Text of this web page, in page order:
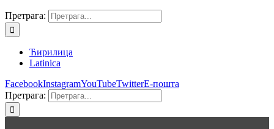
Претрага:
Ћирилица
Latinica
FacebookInstagramYouTubeTwitterЕ-пошта
Претрага: